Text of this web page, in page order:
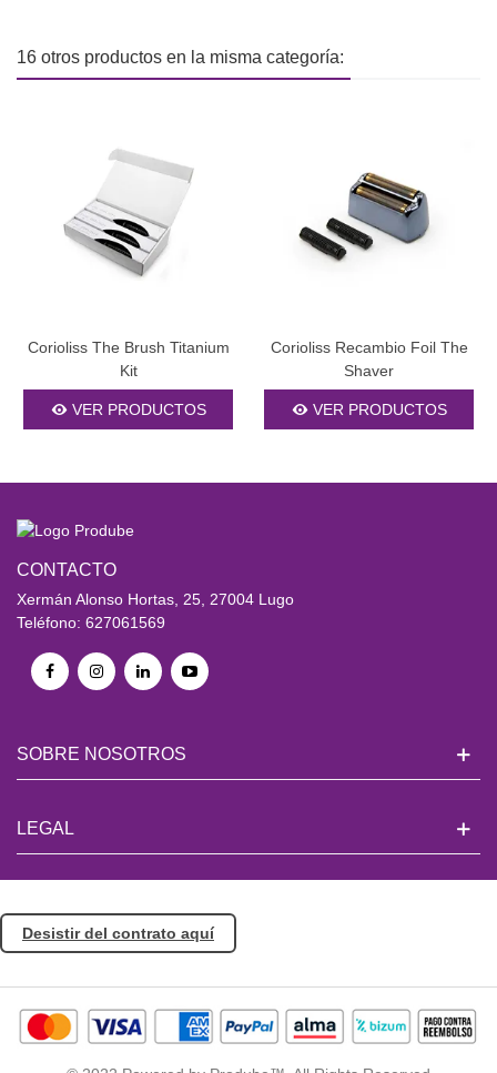
16 otros productos en la misma categoría:
Corioliss The Brush Titanium
Kit
VER PRODUCTOS
Corioliss Recambio Foil The
Shaver
VER PRODUCTOS
CONTACTO
Xermán Alonso Hortas, 25, 27004 Lugo
Teléfono: 627061569
SOBRE NOSOTROS
LEGAL
Desistir del contrato aquí